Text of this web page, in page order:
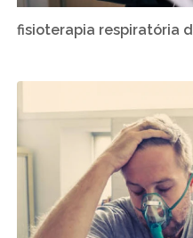
fisioterapia respiratória